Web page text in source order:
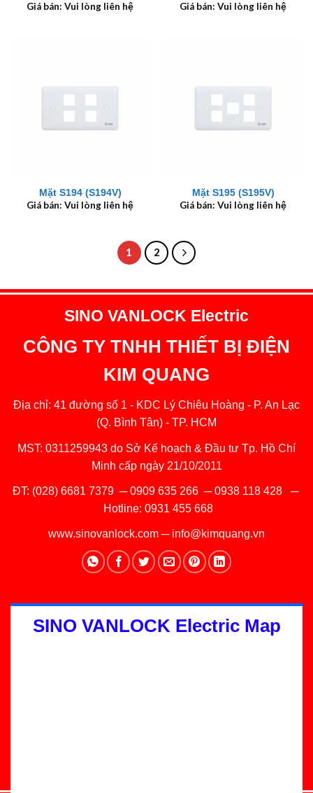
Giá bán: Vui lòng liên hệ Giá bán: Vui lòng liên hệ
Mặt S194 (S194V)
Giá bán: Vui lòng liên hệ
Mặt S195 (S195V)
Giá bán: Vui lòng liên hệ
1 2
SINO VANLOCK Electric
CÔNG TY TNHH THIẾT BỊ ĐIỆN
KIM QUANG
Địa chỉ: 41 đường số 1 - KDC Lý Chiêu Hoàng - P. An Lạc
(Q. Bình Tân) - TP. HCM
MST: 0311259943 do Sở Kế hoạch & Đầu tư Tp. Hồ Chí
Minh cấp ngày 21/10/2011
ĐT: (028) 6681 7379 ─0909 635 266─0938 118 428─
Hotline: 0931 455 668
www.sinovanlock.com ─ info@kimquang.vn
SINO VANLOCK Electric Map